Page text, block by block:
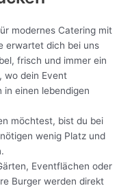
modernes Catering mit
erwartet dich bei uns
frisch und immer ein
wo dein Event
einen lebendigen
möchtest, bist du bei
wenig Platz und
Eventflächen oder
Burger werden direkt